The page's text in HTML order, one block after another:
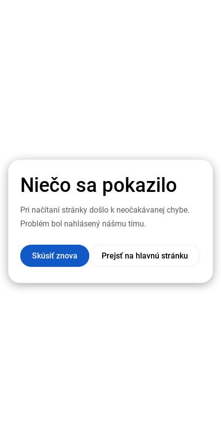
Niečo sa pokazilo
Pri načítaní stránky došlo k neočakávanej chybe.
Problém bol nahlásený nášmu tímu.
Skúsiť znova Prejsť na hlavnú stránku